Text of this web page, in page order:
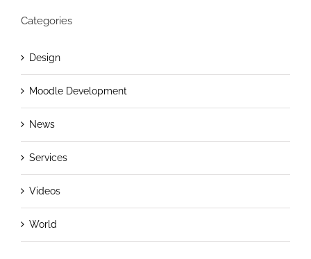
Categories
Design
Moodle Development
News
Services
Videos
World